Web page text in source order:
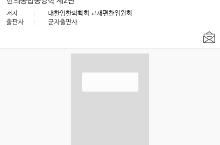
저자
대한암한의학회 교재편찬위원회
출판사
군자출판사